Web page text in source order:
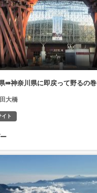
⇛神奈川県に即戻って野るの巻
大橋
イト